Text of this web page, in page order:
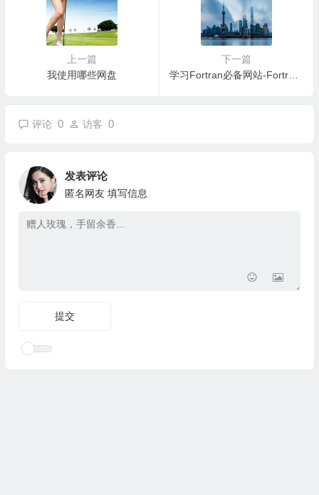
上一篇
我使用哪些网盘
下一篇
学习Fortran必备网站-Fortran Coder
评论 0 访客 0
发表评论
匿名网友 填写信息